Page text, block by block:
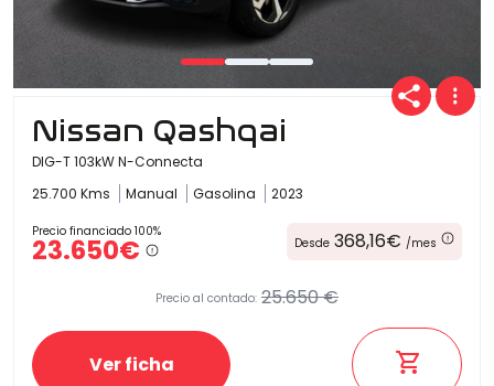
Nissan Qashqai
DIG-T 103kW N-Connecta
25.700 Kms
Manual Gasolina 2023
Precio financiado 100%
23.650€ Desde 368,16€ /mes
Precio al contado: 25.650 €
Ver ficha